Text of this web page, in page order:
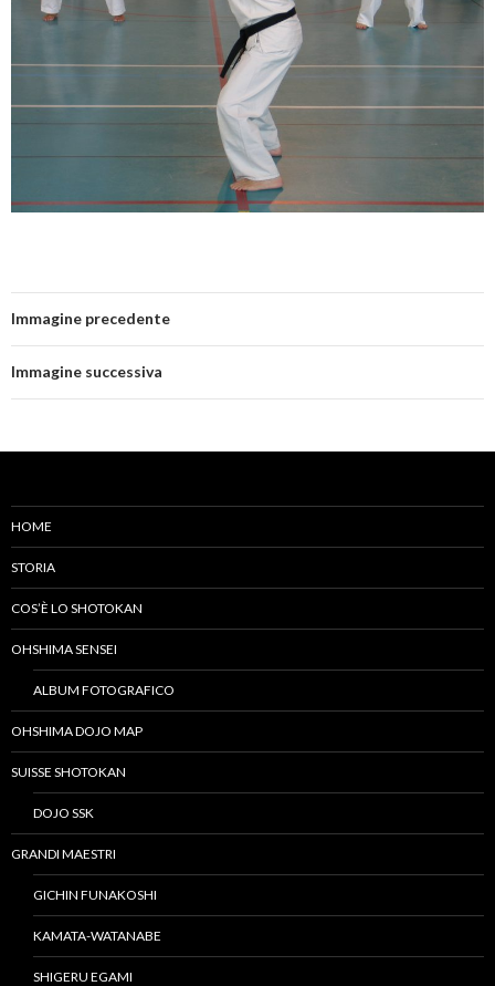
Immagine precedente
Immagine successiva
HOME
STORIA
COS’È LO SHOTOKAN
OHSHIMA SENSEI
ALBUM FOTOGRAFICO
OHSHIMA DOJO MAP
SUISSE SHOTOKAN
DOJO SSK
GRANDI MAESTRI
GICHIN FUNAKOSHI
KAMATA-WATANABE
SHIGERU EGAMI